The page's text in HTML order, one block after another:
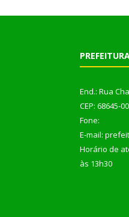
End.: Rua
CEP: 68645-
Fone:
E-mail:
Horário de
às 13h30